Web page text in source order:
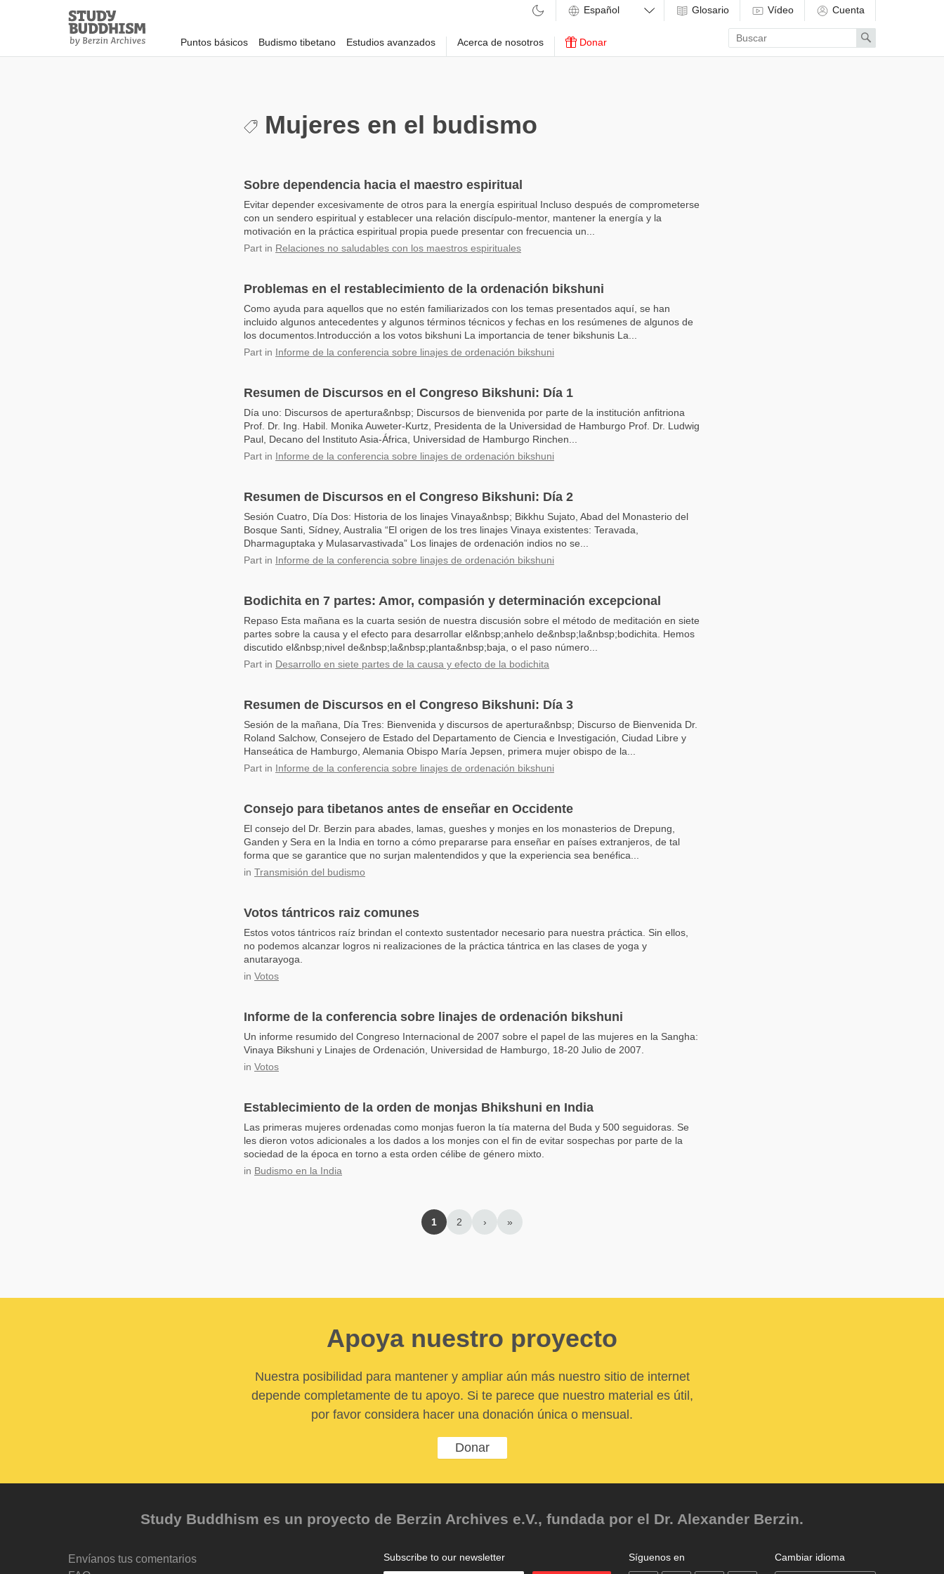
Study
Buddhism
Home
Puntos básicos Budismo tibetano Estudios avanzados Acerca de nosotros Donar
Glosario Vídeo Cuenta
Enter
search
term
Search
Mujeres en el budismo
Sobre dependencia hacia el maestro espiritual
Evitar depender excesivamente de otros para la energía espiritual Incluso después de comprometerse
con un sendero espiritual y establecer una relación discípulo-mentor, mantener la energía y la
motivación en la práctica espiritual propia puede presentar con frecuencia un...
Part in Relaciones no saludables con los maestros espirituales
Problemas en el restablecimiento de la ordenación bikshuni
Como ayuda para aquellos que no estén familiarizados con los temas presentados aquí, se han
incluido algunos antecedentes y algunos términos técnicos y fechas en los resúmenes de algunos de
los documentos.Introducción a los votos bikshuni La importancia de tener bikshunis La...
Part in Informe de la conferencia sobre linajes de ordenación bikshuni
Resumen de Discursos en el Congreso Bikshuni: Día 1
Día uno: Discursos de apertura&nbsp; Discursos de bienvenida por parte de la institución anfitriona
Prof. Dr. Ing. Habil. Monika Auweter-Kurtz, Presidenta de la Universidad de Hamburgo Prof. Dr. Ludwig
Paul, Decano del Instituto Asia-África, Universidad de Hamburgo Rinchen...
Part in Informe de la conferencia sobre linajes de ordenación bikshuni
Resumen de Discursos en el Congreso Bikshuni: Día 2
Sesión Cuatro, Día Dos: Historia de los linajes Vinaya&nbsp; Bikkhu Sujato, Abad del Monasterio del
Bosque Santi, Sídney, Australia “El origen de los tres linajes Vinaya existentes: Teravada,
Dharmaguptaka y Mulasarvastivada” Los linajes de ordenación indios no se...
Part in Informe de la conferencia sobre linajes de ordenación bikshuni
Bodichita en 7 partes: Amor, compasión y determinación excepcional
Repaso Esta mañana es la cuarta sesión de nuestra discusión sobre el método de meditación en siete
partes sobre la causa y el efecto para desarrollar el&nbsp;anhelo de&nbsp;la&nbsp;bodichita. Hemos
discutido el&nbsp;nivel de&nbsp;la&nbsp;planta&nbsp;baja, o el paso número...
Part in Desarrollo en siete partes de la causa y efecto de la bodichita
Resumen de Discursos en el Congreso Bikshuni: Día 3
Sesión de la mañana, Día Tres: Bienvenida y discursos de apertura&nbsp; Discurso de Bienvenida Dr.
Roland Salchow, Consejero de Estado del Departamento de Ciencia e Investigación, Ciudad Libre y
Hanseática de Hamburgo, Alemania Obispo María Jepsen, primera mujer obispo de la...
Part in Informe de la conferencia sobre linajes de ordenación bikshuni
Consejo para tibetanos antes de enseñar en Occidente
El consejo del Dr. Berzin para abades, lamas, gueshes y monjes en los monasterios de Drepung,
Ganden y Sera en la India en torno a cómo prepararse para enseñar en países extranjeros, de tal
forma que se garantice que no surjan malentendidos y que la experiencia sea benéfica...
in Transmisión del budismo
Votos tántricos raiz comunes
Estos votos tántricos raíz brindan el contexto sustentador necesario para nuestra práctica. Sin ellos,
no podemos alcanzar logros ni realizaciones de la práctica tántrica en las clases de yoga y
anutarayoga.
in Votos
Informe de la conferencia sobre linajes de ordenación bikshuni
Un informe resumido del Congreso Internacional de 2007 sobre el papel de las mujeres en la Sangha:
Vinaya Bikshuni y Linajes de Ordenación, Universidad de Hamburgo, 18-20 Julio de 2007.
in Votos
Establecimiento de la orden de monjas Bhikshuni en India
Las primeras mujeres ordenadas como monjas fueron la tía materna del Buda y 500 seguidoras. Se
les dieron votos adicionales a los dados a los monjes con el fin de evitar sospechas por parte de la
sociedad de la época en torno a esta orden célibe de género mixto.
in Budismo en la India
1 2 › »
Apoya nuestro proyecto
Nuestra posibilidad para mantener y ampliar aún más nuestro sitio de internet
depende completamente de tu apoyo. Si te parece que nuestro material es útil,
por favor considera hacer una donación única o mensual.
Donar
Study Buddhism es un proyecto de Berzin Archives e.V., fundada por el Dr. Alexander Berzin.
Envíanos tus comentarios
Cambiar idioma
Síguenos en
Subscribe to our newsletter